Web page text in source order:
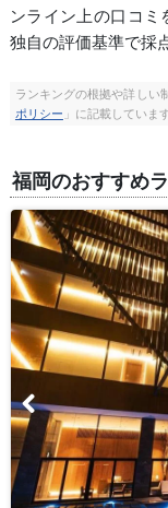
ンライン上の口コミ
独自の評価基準で採
ランキングの根拠や詳しい
ポリシー 」に記載しています
福岡のおすすめ